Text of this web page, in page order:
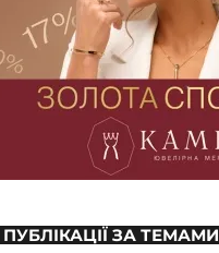
ПУБЛІКАЦІЇ ЗА ТЕМАМИ